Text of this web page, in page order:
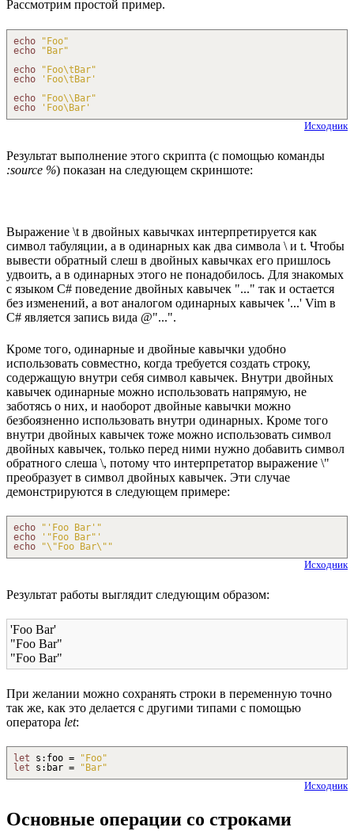
Рассмотрим простой пример.
echo
"Foo"
echo
"Bar"
echo
"Foo\tBar"
echo
'Foo\tBar'
echo
"Foo\\Bar"
echo
'Foo\Bar'
Исходник
Результат выполнение этого скрипта (с помощью команды
:source %) показан на следующем скриншоте:
Выражение \t в двойных кавычках интерпретируется как
символ табуляции, а в одинарных как два символа \ и t. Чтобы
вывести обратный слеш в двойных кавычках его пришлось
удвоить, а в одинарных этого не понадобилось. Для знакомых
с языком C# поведение двойных кавычек "..." так и остается
без изменений, а вот аналогом одинарных кавычек '...' Vim в
C# является запись вида @"...".
Кроме того, одинарные и двойные кавычки удобно
использовать совместно, когда требуется создать строку,
содержащую внутри себя символ кавычек. Внутри двойных
кавычек одинарные можно использовать напрямую, не
заботясь о них, и наоборот двойные кавычки можно
безбоязненно использовать внутри одинарных. Кроме того
внутри двойных кавычек тоже можно использовать символ
двойных кавычек, только перед ними нужно добавить символ
обратного слеша \, потому что интерпретатор выражение \"
преобразует в символ двойных кавычек. Эти случае
демонстрируются в следующем примере:
echo
"'Foo Bar'"
echo
'"Foo Bar"'
echo
"\"Foo Bar\" "
Исходник
Результат работы выглядит следующим образом:
'Foo Bar'
"Foo Bar"
"Foo Bar"
При желании можно сохранять строки в переменную точно
так же, как это делается с другими типами с помощью
оператора let:
let s : foo =
"Foo"
let s : bar = "Bar"
Исходник
Основные операции со строками